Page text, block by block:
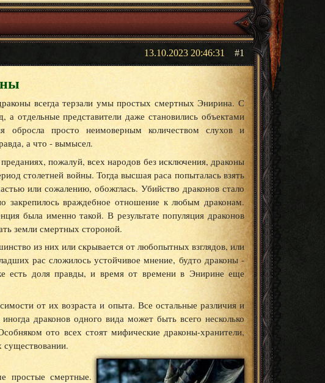
1
13.10.2023 20:46:31
всегда терзали умы простых смертных Энирина. С
отдельные представители даже становились объектами
обросла просто неимоверным количеством слухов и
а что - вымысел.
пожалуй, всех народов без исключения, драконы
столетней войны. Тогда высшая раса попыталась взять
или сожалению, обожглась. Убийство драконов стало
враждебное отношение к любым драконам.
была именно такой. В результате популяция драконов
земли смертных стороной.
из них или скрывается от любопытных взглядов, или
рас сложилось устойчивое мнение, будто драконы -
есть доля правды, и время от времени в Энирине еще
от их возраста и опыта. Все остальные различия и
драконов одного вида может быть всего несколько
ото всех стоят мифические драконы-хранители,
существовании.
простые смертные.